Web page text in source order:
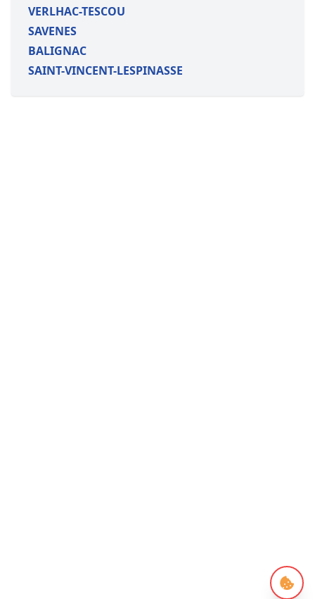
VERLHAC-TESCOU
SAVENES
BALIGNAC
SAINT-VINCENT-LESPINASSE